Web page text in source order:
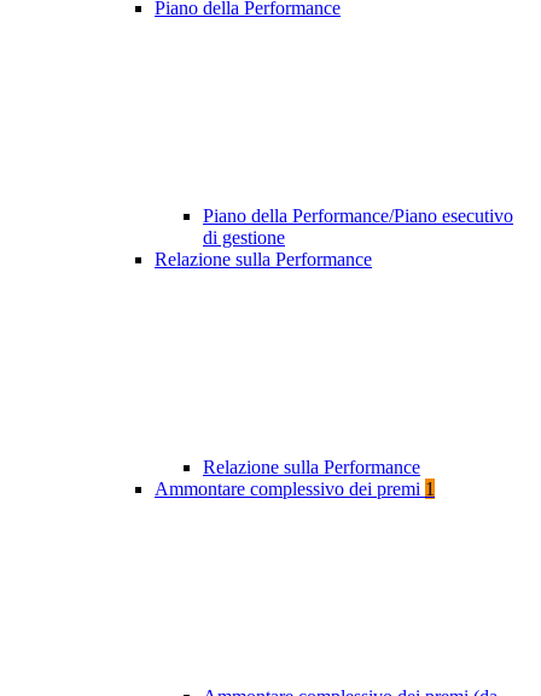
Piano della Performance
Piano della Performance/Piano esecutivo
di gestione
Relazione sulla Performance
Relazione sulla Performance
Ammontare complessivo dei premi 1